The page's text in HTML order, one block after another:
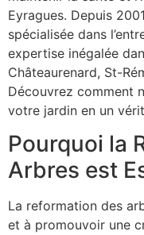
Eyragues. Depuis
spécialisée dans
expertise inégalée
Châteaurenard, St-
Découvrez comment
votre jardin en un
Pourquoi la
Arbres est
La reformation des
et à promouvoir une